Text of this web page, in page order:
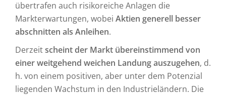
übertrafen auch risikoreiche Anlagen die
Markterwartungen, wobei Aktien generell besser
abschnitten als Anleihen.
Derzeitscheint der Markt übereinstimmend von
einer weitgehend weichen Landung auszugehen, d.
h. von einem positiven, aber unter dem Potenzial
liegenden Wachstum in den Industrieländern. Die